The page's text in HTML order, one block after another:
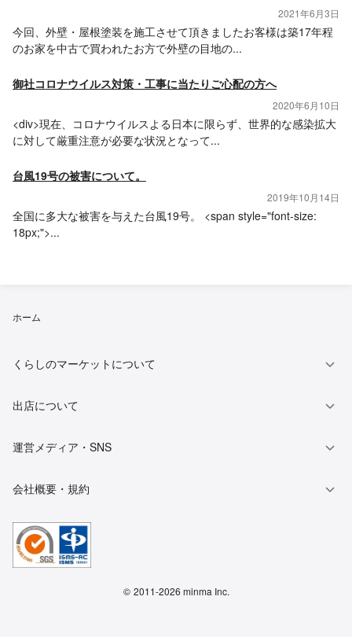
2021年6月3日
今回、外壁・屋根塗装を施工させて頂きましたお客様は築17年程
のお家を中古で買われたお方で外壁の目地の...
御社コロナウイルス対策・工事に当たりご心配の方へ
2020年6月10日
<div>現在、コロナウイルスよる日本に限らず、世界的な感染拡大
に対して厳重注意が必要な状況となって...
台風19号の被害について。
2019年10月14日
全国に多大な被害を与えた台風19号。 <span style="font-size:
18px;">...
ホーム
くらしのマーケットについて
出店について
運営メディア・SNS
会社概要・規約
© 2011-2026 minma Inc.